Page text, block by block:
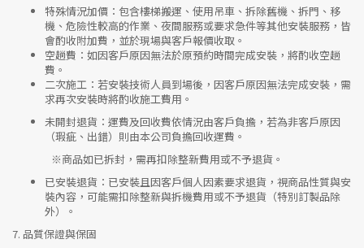
特殊情況加價 ：包含樓梯搬運、使用吊車、拆除舊機、拆門、移
機、危險性較高的作業、夜間服務或要求急件等其他安裝服務，皆
會酌收附加費，並於現場與客戶報價收取。
空趟費 ：如因客戶原因無法於原預約時間完成安裝，將酌收空趟
費。
二次施工 ：若安裝技術人員到場後，因客戶原因無法完成安裝，需
求再次安裝時將酌收施工費用。
未開封退貨 ：運費及回收費依情況由客戶負擔，若為非客戶原因
（瑕疵、出錯）則由本公司負擔回收運費。
※商品如已拆封，需再扣除整新費用或不予退貨。
已安裝退貨 ：已安裝且因客戶個人因素要求退貨，視商品性質與安
裝內容，可能需扣除整新與拆機費用或不予退貨（特別訂製品除
外）。
7. 品質保證與保固